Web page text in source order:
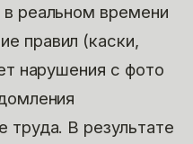
реальном времени
правил (каски,
нарушения с фото
труда. В результате